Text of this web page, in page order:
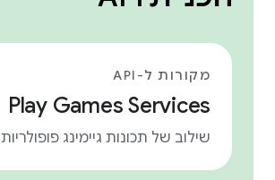
מקורות ל-API
Play Games Services
שילוב של תכונות גיימינג פופולריות